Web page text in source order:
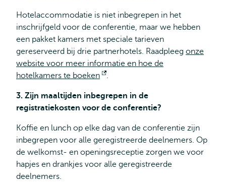
Hotelaccommodatie is niet inbegrepen in het
inschrijfgeld voor de conferentie, maar we hebben
een pakket kamers met speciale tarieven
gereserveerd bij drie partnerhotels. Raadpleeg onze
website voor meer informatie en hoe de
hotelkamers te boeken
Opent
.
3. Zijn maaltijden inbegrepen in de
registratiekosten voor de conferentie?
Koffie en lunch op elke dag van de conferentie zijn
inbegrepen voor alle geregistreerde deelnemers. Op
de welkomst- en openingsreceptie zorgen we voor
hapjes en drankjes voor alle geregistreerde
deelnemers.